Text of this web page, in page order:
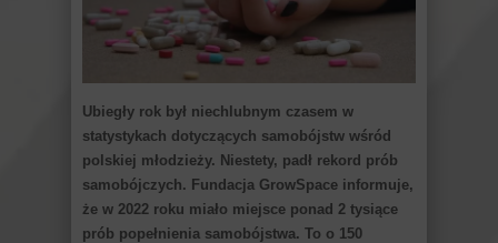
Ubiegły rok był niechlubnym czasem w
statystykach dotyczących samobójstw wśród
polskiej młodzieży. Niestety, padł rekord prób
samobójczych. Fundacja GrowSpace informuje,
że w 2022 roku miało miejsce ponad 2 tysiące
prób popełnienia samobójstwa. To o 150